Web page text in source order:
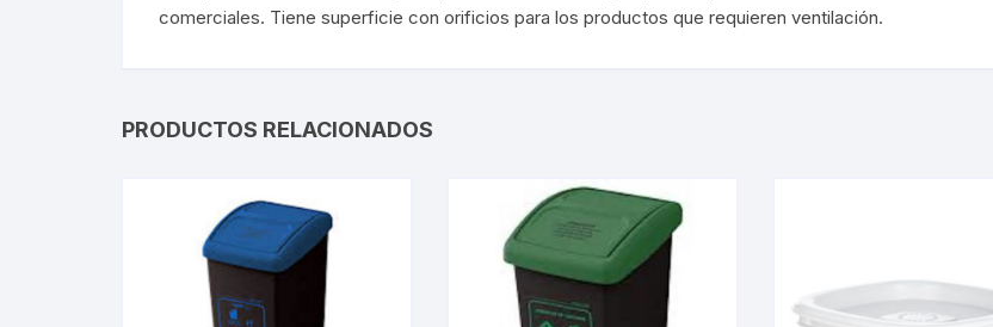
comerciales. Tiene superficie con orificios para los productos que requieren ventilación.
PRODUCTOS RELACIONADOS